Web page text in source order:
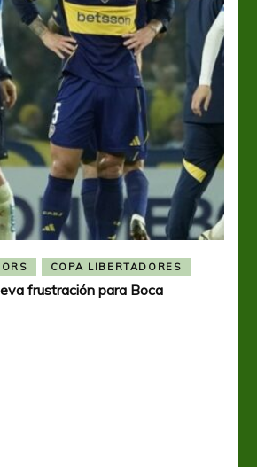
COPA LIBERTADORES
frustración para Boca